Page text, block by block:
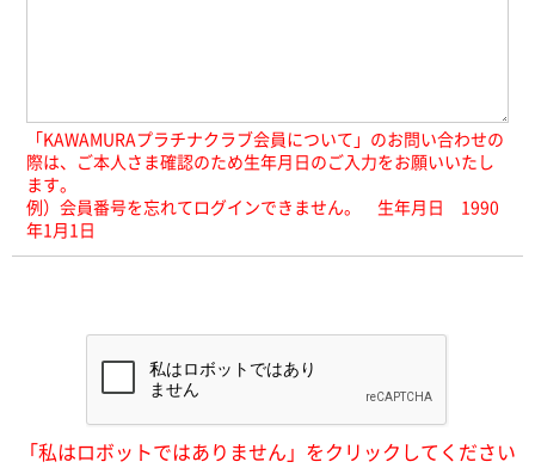
「KAWAMURAプラチナクラブ会員について」のお問い合わせの
際は、ご本人さま確認のため生年月日のご入力をお願いいたし
ます。
例）会員番号を忘れてログインできません。 生年月日 1990
年1月1日
「私はロボットではありません」をクリックしてください